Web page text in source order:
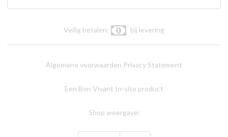
Veilig betalen: bij levering
Algemene voorwaarden Privacy Statement
Een Bon Vivant In-site product
Shop weergave: